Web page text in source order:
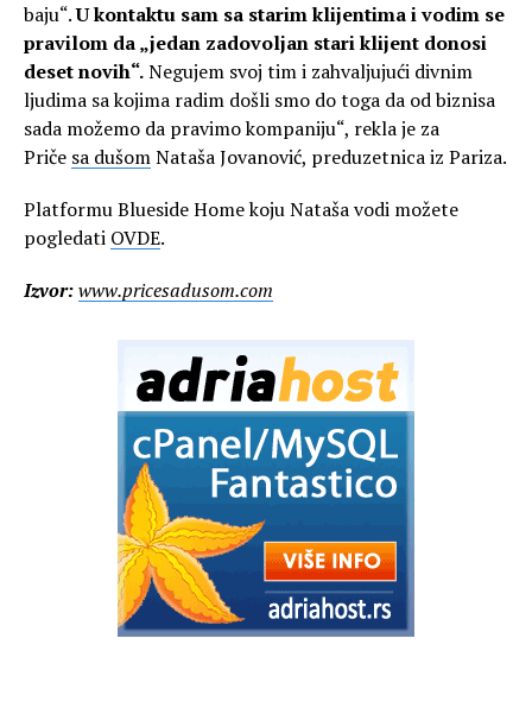
baju“.U kontaktu sam sa starim klijentima i vodim se
pravilom da „jedan zadovoljan stari klijent donosi
deset novih“.Negujem svoj tim i zahvaljujući divnim
ljudima sa kojima radim došli smo do toga da od biznisa
sada možemo da pravimo kompaniju“, rekla je za
Priče sa dušomNataša Jovanović, preduzetnica iz Pariza.
Platformu Blueside Home koju Nataša vodi možete
pogledati OVDE.
Izvor:www.pricesadusom.com